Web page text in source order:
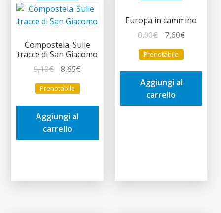
Compostela. Sulle
tracce di San Giacomo
9,10€
prezzo
originale
era:
9,10€.
8,65€
è:
Prenotabile
Aggiungi al
carrello
Europa in cammino
8,00€
prezzo
originale
era:
8,00€.
7,60€Il
è:
Prenotabile
Aggiungi al
carrello